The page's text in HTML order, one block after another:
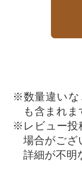
※数量違いな
も含まれま
※レビュー投
場合がござ
詳細が不明